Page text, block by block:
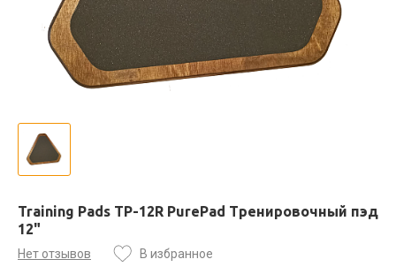
Training Pads TP-12R PurePad Тренировочный пэд
12"
Нет отзывов В избранное